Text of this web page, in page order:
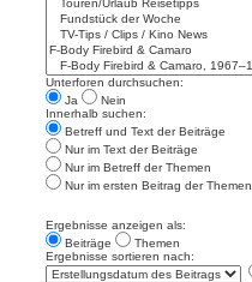
Unterforen durchsuchen:
Ja
Nein
Innerhalb suchen:
Betreff und Text der Beiträge
Nur im Text der Beiträge
Nur im Betreff der Themen
Nur im ersten Beitrag der Themen
Ergebnisse anzeigen als:
Beiträge
Themen
Ergebnisse sortieren nach: